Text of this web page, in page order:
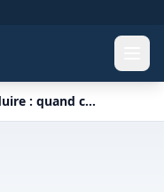
Peur de conduire : quand consulter un psychologue ?